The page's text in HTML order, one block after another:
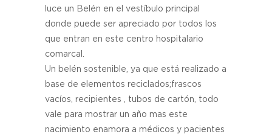
luce un Belén en el vestíbulo principal
donde puede ser apreciado por todos los
que entran en este centro hospitalario
comarcal.
Un belén sostenible, ya que está realizado a
base de elementos reciclados;frascos
vacíos, recipientes , tubos de cartón, todo
vale para mostrar un año mas este
nacimiento enamora a médicos y pacientes